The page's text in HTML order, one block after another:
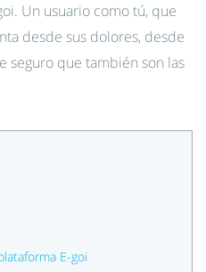
Un usuario como tú, que
desde sus dolores, desde
seguro que también son las
E-goi